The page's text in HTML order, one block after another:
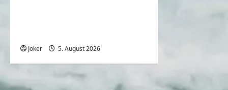
Joker 5. August 2026